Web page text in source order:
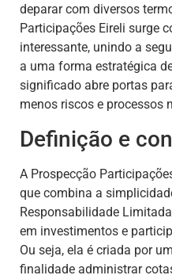
deparar com diversos
Participações Eireli surge
interessante, unindo a
a uma forma estratégica
significado abre portas
menos riscos e processos
Definição e
A Prospecção
que combina a
Responsabilidade
em investimentos e
Ou seja, ela é criada por
finalidade administrar